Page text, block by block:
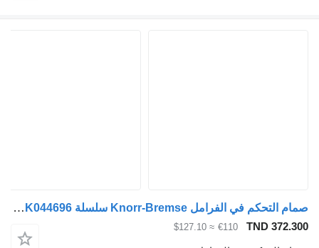
صمام التحكم في الفرامل Knorr-Bremse سلسلة P (01.04-) K000087 K044696 لـ الشاحنات Scania P,G,R,T-series (2004-2017)
TND
€110
≈ $127.10